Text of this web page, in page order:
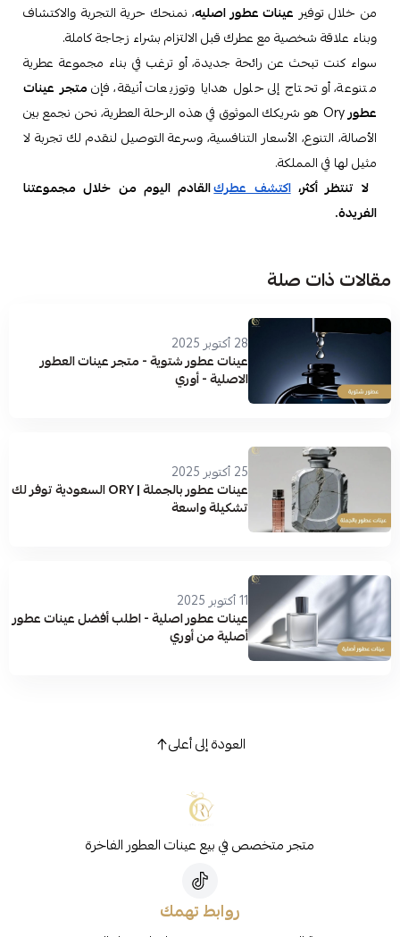
من خلال توفير عينات عطور اصليه، نمنحك حرية التجربة والاكتشاف
وبناء علاقة شخصية مع عطرك قبل الالتزام بشراء زجاجة كاملة.
سواء كنت تبحث عن رائحة جديدة، أو ترغب في بناء مجموعة عطرية
متنوعة، أو تحتاج إلى حلول هدايا وتوزيعات أنيقة، فإنمتجر عينات
عطور
Ory هو شريكك الموثوق في هذه الرحلة العطرية، نحن نجمع بين
الأصالة، التنوع، الأسعار التنافسية، وسرعة التوصيل لنقدم لك تجربة لا
مثيل لها في المملكة.
لا تنتظر أكثر،اكتشف عطركالقادم اليوم من خلال مجموعتنا
الفريدة.
مقالات ذات صلة
28 أكتوبر 2025
عينات عطور شتوية - متجر عينات العطور
الاصلية - أوري
25 أكتوبر 2025
عينات عطور بالجملة | ORY السعودية توفر لك
تشكيلة واسعة
11 أكتوبر 2025
عينات عطور اصلية - اطلب أفضل عينات عطور
أصلية من أوري
العودة إلى أعلى
متجر متخصص في بيع عينات العطور الفاخرة
روابط تهمك